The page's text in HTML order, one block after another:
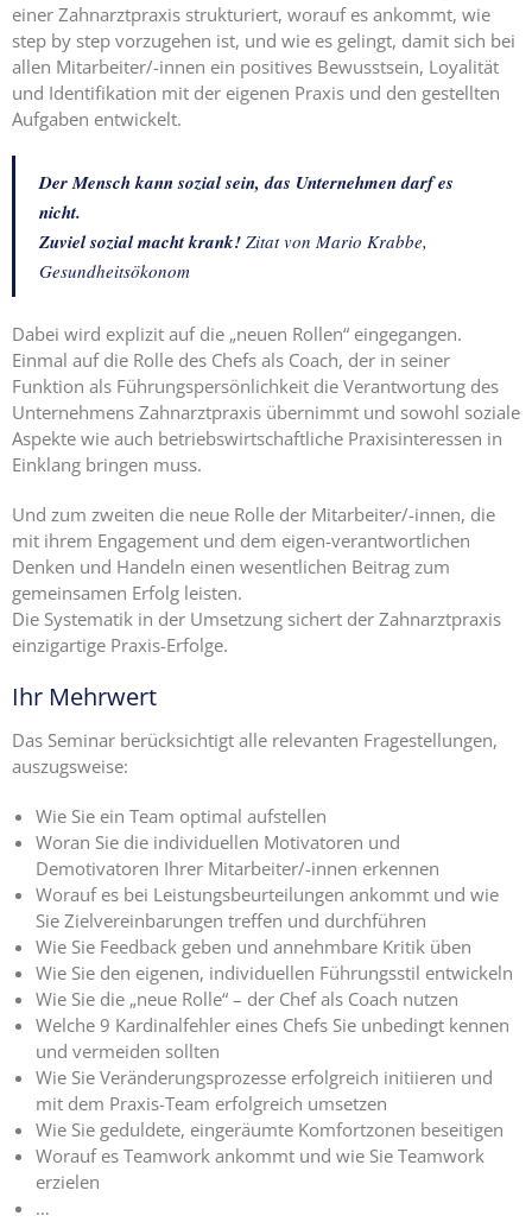
einer Zahnarztpraxis strukturiert, worauf es ankommt, wie
step by step vorzugehen ist, und wie es gelingt, damit sich bei
allen Mitarbeiter/-innen ein positives Bewusstsein, Loyalität
und Identifikation mit der eigenen Praxis und den gestellten
Aufgaben entwickelt.
Der Mensch kann sozial sein, das Unternehmen darf es
nicht.
Zuviel sozial macht krank! Zitat von Mario Krabbe,
Gesundheitsökonom
Dabei wird explizit auf die „neuen Rollen“ eingegangen.
Einmal auf die Rolle des Chefs als Coach, der in seiner
Funktion als Führungspersönlichkeit die Verantwortung des
Unternehmens Zahnarztpraxis übernimmt und sowohl soziale
Aspekte wie auch betriebswirtschaftliche Praxisinteressen in
Einklang bringen muss.
Und zum zweiten die neue Rolle der Mitarbeiter/-innen, die
mit ihrem Engagement und dem eigen-verantwortlichen
Denken und Handeln einen wesentlichen Beitrag zum
gemeinsamen Erfolg leisten.
Die Systematik in der Umsetzung sichert der Zahnarztpraxis
einzigartige Praxis-Erfolge.
Ihr Mehrwert
Das Seminar berücksichtigt alle relevanten Fragestellungen,
auszugsweise:
Wie Sie ein Team optimal aufstellen
Woran Sie die individuellen Motivatoren und
Demotivatoren Ihrer Mitarbeiter/-innen erkennen
Worauf es bei Leistungsbeurteilungen ankommt und wie
Sie Zielvereinbarungen treffen und durchführen
Wie Sie Feedback geben und annehmbare Kritik üben
Wie Sie den eigenen, individuellen Führungsstil entwickeln
Wie Sie die „neue Rolle“ – der Chef als Coach nutzen
Welche 9 Kardinalfehler eines Chefs Sie unbedingt kennen
und vermeiden sollten
Wie Sie Veränderungsprozesse erfolgreich initiieren und
mit dem Praxis-Team erfolgreich umsetzen
Wie Sie geduldete, eingeräumte Komfortzonen beseitigen
Worauf es Teamwork ankommt und wie Sie Teamwork
erzielen
…
Expertise
1 – Z-
MVZ
Basics
MVZ
Konzept
Expertise 3 –
Expertise 4
– Z-MVZ
Filialisierung
Z-MVZ
Management
Ängste,
Blockaden
und
Widerstände
Zahnärzte
im Z-MVZ
Blog
Kontakt